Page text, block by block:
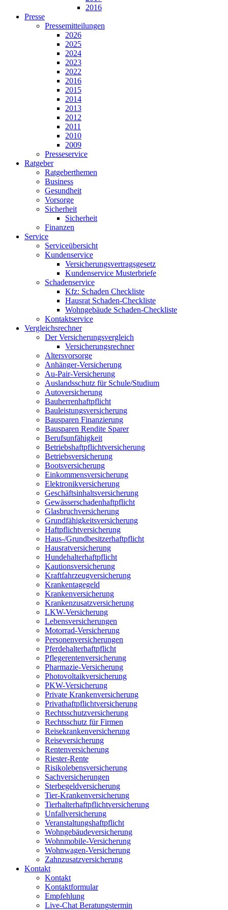
2016
Presse
Pressemitteilungen
2026
2025
2024
2023
2022
2016
2015
2014
2013
2012
2011
2010
2009
Presseservice
Ratgeber
Ratgeberthemen
Business
Gesundheit
Vorsorge
Sicherheit
Sicherheit
Finanzen
Service
Serviceübersicht
Kundenservice
Versicherungsvertragsgesetz
Kundenservice Musterbriefe
Schadenservice
Kfz: Schaden Checkliste
Hausrat Schaden-Checkliste
Wohngebäude Schaden-Checkliste
Kontaktservice
Vergleichsrechner
Der Versicherungsvergleich
Versicherungsrechner
Altersvorsorge
Anhänger-Versicherung
Au-Pair-Versicherung
Auslandsschutz für Schule/Studium
Autoversicherung
Bauherrenhaftpflicht
Bauleistungsversicherung
Bausparen Finanzierung
Bausparen Rendite Sparer
Berufsunfähigkeit
Betriebshaftpflichtversicherung
Betriebsversicherung
Bootsversicherung
Einkommensversicherung
Elektronikversicherung
Geschäftsinhaltsversicherung
Gewässerschadenhaftpflicht
Glasbruchversicherung
Grundfähigkeitsversicherung
Haftpflichtversicherung
Haus-/Grundbesitzerhaftpflicht
Hausratversicherung
Hundehalterhaftpflicht
Kautionsversicherung
Kraftfahrzeugversicherung
Krankentagegeld
Krankenversicherung
Krankenzusatzversicherung
LKW-Versicherung
Lebensversicherungen
Motorrad-Versicherung
Personenversicherungen
Pferdehalterhaftpflicht
Pflegerentenversicherung
Pharmazie-Versicherung
Photovoltaikversicherung
PKW-Versicherung
Private Krankenversicherung
Privathaftpflichtversicherung
Rechtsschutzversicherung
Rechtsschutz für Firmen
Reisekrankenversicherung
Reiseversicherung
Rentenversicherung
Riester-Rente
Risikolebensversicherung
Sachversicherungen
Sterbegeldversicherung
Tier-Krankenversicherung
Tierhalterhaftpflichtversicherung
Unfallversicherung
Veranstaltungshaftpflicht
Wohngebäudeversicherung
Wohnmobile-Versicherung
Wohnwagen-Versicherung
Zahnzusatzversicherung
Kontakt
Kontakt
Kontaktformular
Empfehlung
Live-Chat Beratungstermin